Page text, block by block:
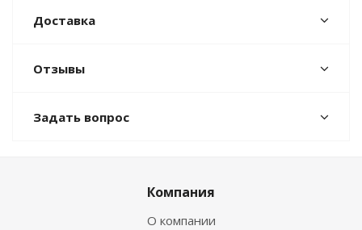
Доставка
Отзывы
Задать вопрос
Компания
О компании